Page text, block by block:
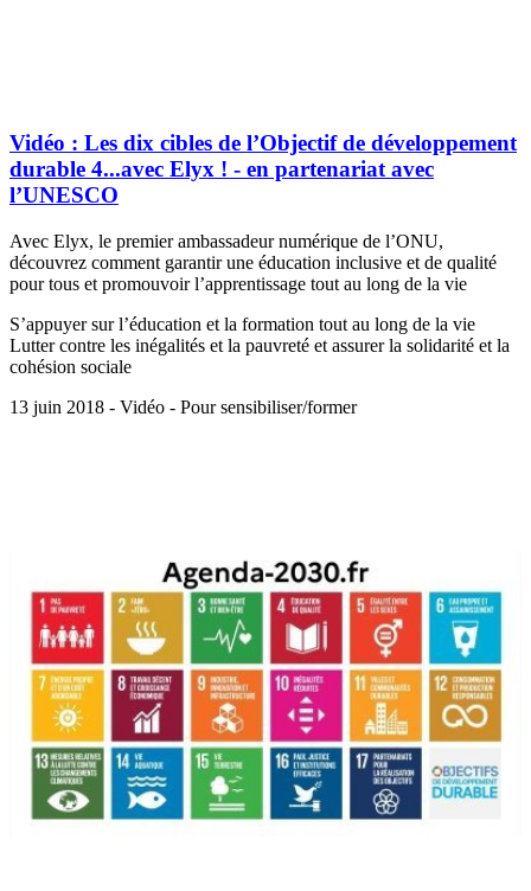
Vidéo : Les dix cibles de l’Objectif de développement
durable 4...avec Elyx ! - en partenariat avec
l’UNESCO
Avec Elyx, le premier ambassadeur numérique de l’ONU,
découvrez comment garantir une éducation inclusive et de qualité
pour tous et promouvoir l’apprentissage tout au long de la vie
S’appuyer sur l’éducation et la formation tout au long de la vie
Lutter contre les inégalités et la pauvreté et assurer la solidarité et la
cohésion sociale
13 juin 2018 - Vidéo - Pour sensibiliser/former